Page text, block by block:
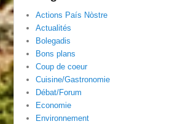
Actions País Nòstre
Actualités
Bolegadis
Bons plans
Coup de coeur
Cuisine/Gastronomie
Débat/Forum
Economie
Environnement